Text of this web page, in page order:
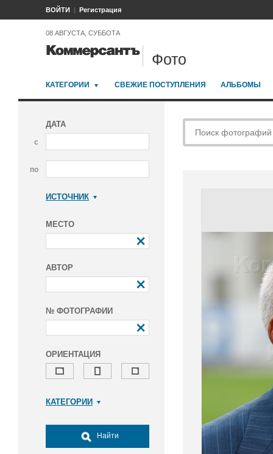
ВОЙТИ Регистрация
08 АВГУСТА, СУББОТА
Фото
КАТЕГОРИИ СВЕЖИЕ ПОСТУПЛЕНИЯ АЛЬБОМЫ
ДАТА
с
по
ИСТОЧНИК
МЕСТО
АВТОР
№ ФОТОГРАФИИ
ОРИЕНТАЦИЯ
КАТЕГОРИИ
Досуг, туризм и отдых
Культура
Найти